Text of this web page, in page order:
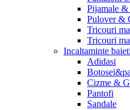
Pijamale
Pulover &
Tricouri
Tricouri
Incaltaminte
Adidasi
Cizme &
Pantofi
Sandale